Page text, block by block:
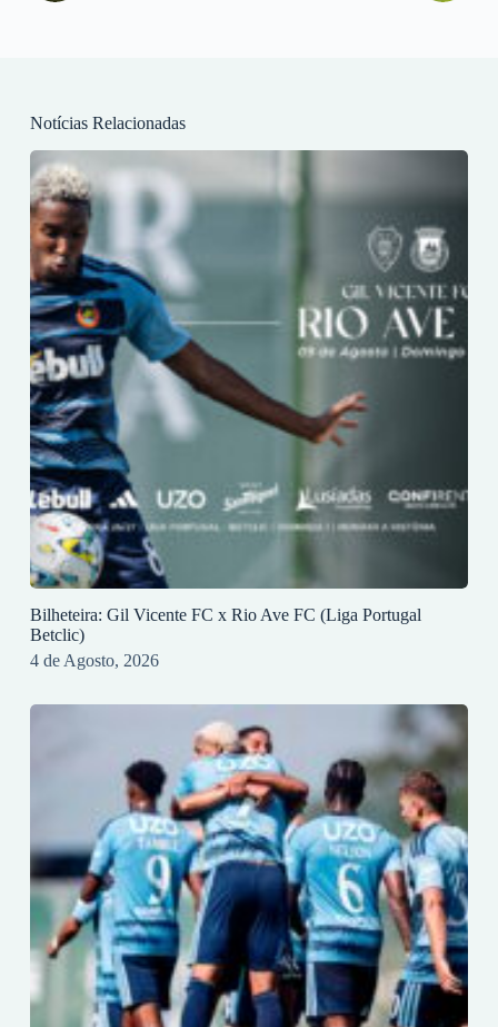
Notícias Relacionadas
Bilheteira: Gil Vicente FC x Rio Ave FC (Liga Portugal
Betclic)
4 de Agosto, 2026